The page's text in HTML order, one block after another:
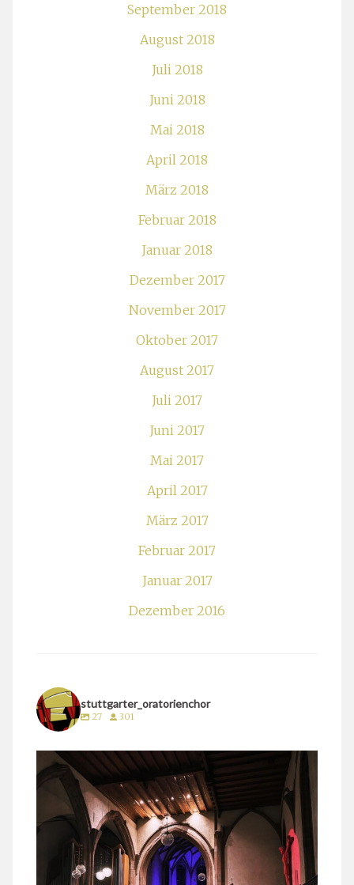
September 2018
August 2018
Juli 2018
Juni 2018
Mai 2018
April 2018
März 2018
Februar 2018
Januar 2018
Dezember 2017
November 2017
Oktober 2017
August 2017
Juli 2017
Juni 2017
Mai 2017
April 2017
März 2017
Februar 2017
Januar 2017
Dezember 2016
stuttgarter_oratorienchor
27 301
stuttgarter_oratorienchor
März 24